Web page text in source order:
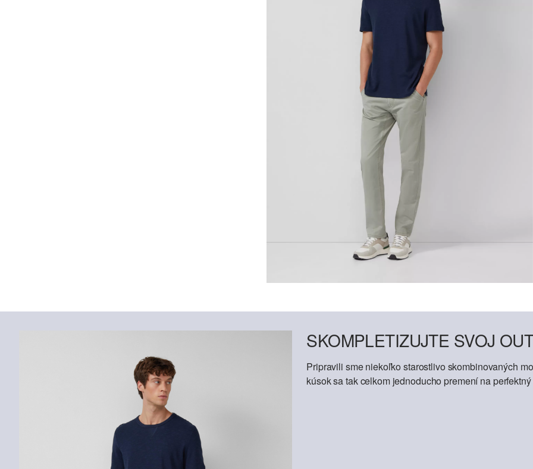
SKOMPLETIZUJTE SVOJ
Pripravili sme niekoľko starostlivo skombinovaných
kúsok sa tak celkom jednoducho premení na perfektný